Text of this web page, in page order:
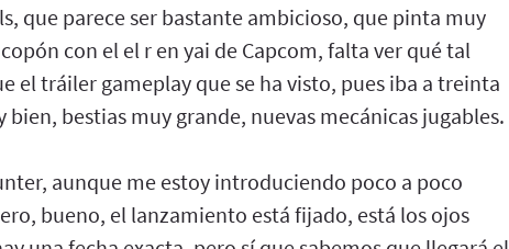
que parece ser bastante ambicioso, que pinta muy
con el el r en yai de Capcom, falta ver qué tal
el tráiler gameplay que se ha visto, pues iba a treinta
bestias muy grande, nuevas mecánicas jugables.
aunque me estoy introduciendo poco a poco
bueno, el lanzamiento está fijado, está los ojos